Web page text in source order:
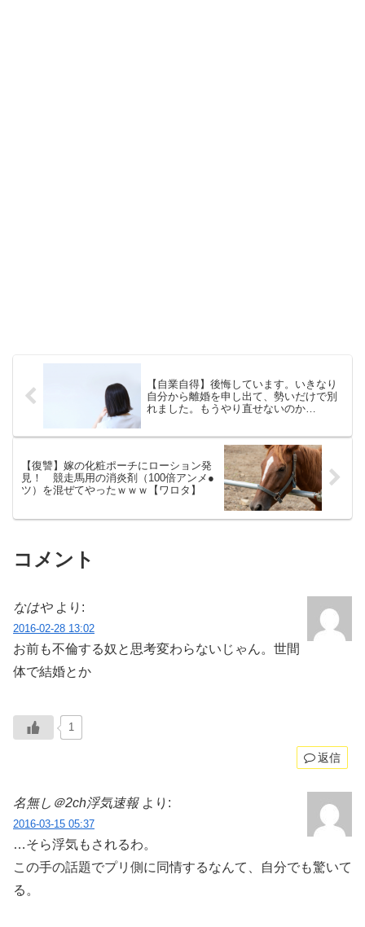
【自業自得】後悔しています。いきなり
自分から離婚を申し出て、勢いだけで別
れました。もうやり直せないのか
【復讐】嫁の化粧ポーチにローション発
見！ 競走馬用の消炎剤（100倍アンメ●
ツ）を混ぜてやったｗｗｗ【ワロタ】
コメント
なはや より:
2016-02-28 13:02
お前も不倫する奴と思考変わらないじゃん。世間
体で結婚とか
1
返信
名無し＠2ch浮気速報 より:
2016-03-15 05:37
…そら浮気もされるわ。
この手の話題でプリ側に同情するなんて、自分でも驚いて
る。